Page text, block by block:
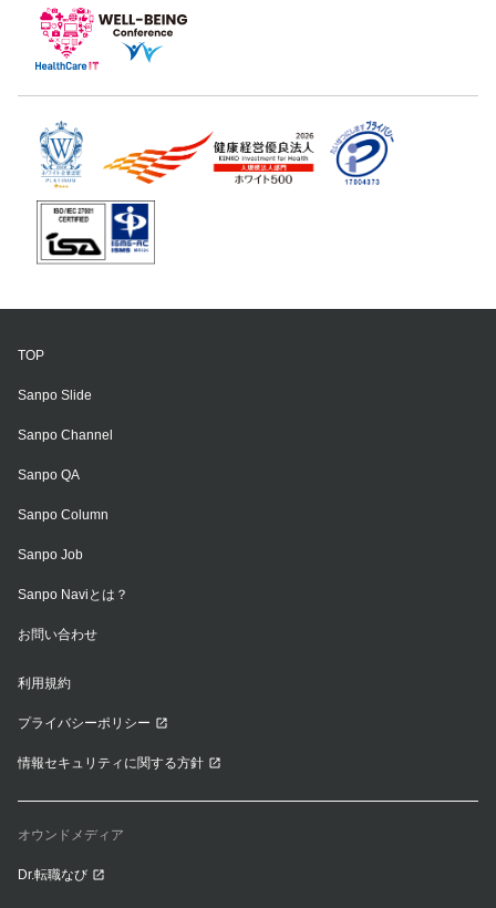
TOP
Sanpo Slide
Sanpo Channel
Sanpo QA
Sanpo Column
Sanpo Job
Sanpo Naviとは？
お問い合わせ
利用規約
プライバシーポリシー
情報セキュリティに関する方針
オウンドメディア
Dr.転職なび